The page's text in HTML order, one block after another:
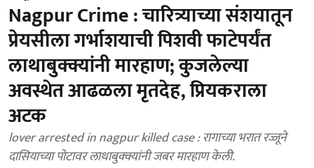
Nagpur Crime : चारित्र्याच्या संशयातून
प्रेयसीला गर्भाशयाची पिशवी फाटेपर्यंत
लाथाबुक्क्यांनी मारहाण; कुजलेल्या
अवस्थेत आढळला मृतदेह, प्रियकराला
अटक
lover arrested in nagpur killed case : रागाच्या भरात रज्जूने
दासियाच्या पोटावर लाथाबुक्क्यांनी जबर मारहाण केली.